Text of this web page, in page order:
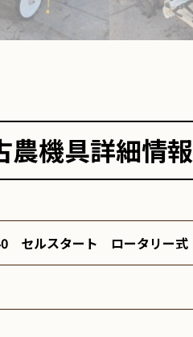
農機具詳細情報
セルスタート ロータリー式